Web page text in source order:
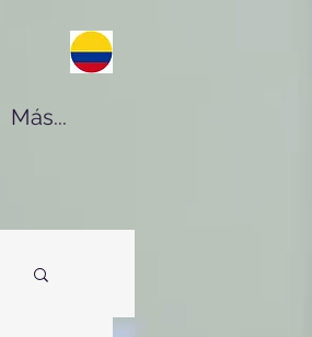
Más...